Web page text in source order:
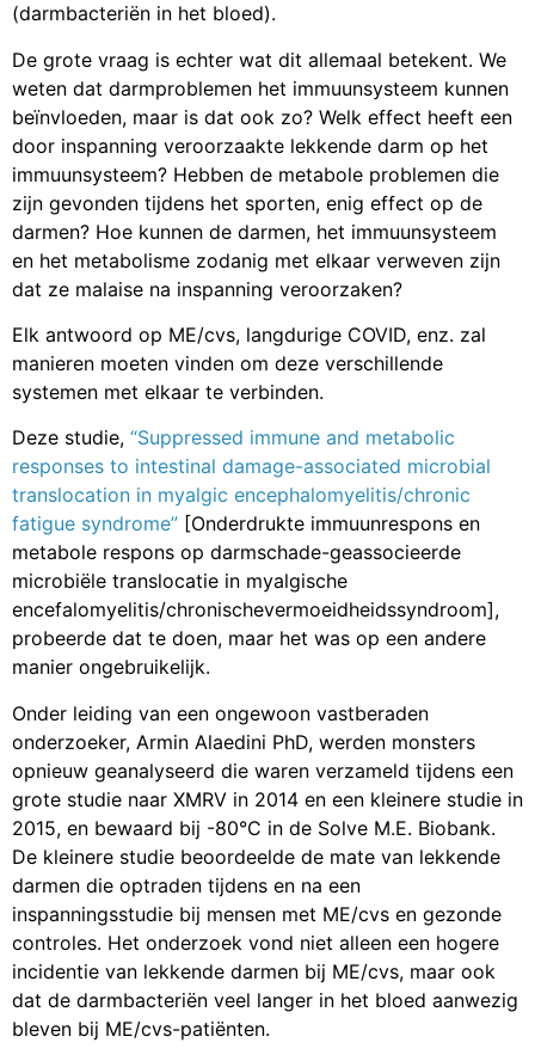
(darmbacteriën in het bloed).
De grote vraag is echter wat dit allemaal betekent. We
weten dat darmproblemen het immuunsysteem kunnen
beïnvloeden, maar is dat ook zo? Welk effect heeft een
door inspanning veroorzaakte lekkende darm op het
immuunsysteem? Hebben de metabole problemen die
zijn gevonden tijdens het sporten, enig effect op de
darmen? Hoe kunnen de darmen, het immuunsysteem
en het metabolisme zodanig met elkaar verweven zijn
dat ze malaise na inspanning veroorzaken?
Elk antwoord op ME/cvs, langdurige COVID, enz. zal
manieren moeten vinden om deze verschillende
systemen met elkaar te verbinden.
Deze studie, “Suppressed immune and metabolic
responses to intestinal damage-associated microbial
translocation in myalgic encephalomyelitis/chronic
fatigue syndrome” [Onderdrukte immuunrespons en
metabole respons op darmschade-geassocieerde
microbiële translocatie in myalgische
encefalomyelitis/chronischevermoeidheidssyndroom],
probeerde dat te doen, maar het was op een andere
manier ongebruikelijk.
Onder leiding van een ongewoon vastberaden
onderzoeker, Armin Alaedini PhD, werden monsters
opnieuw geanalyseerd die waren verzameld tijdens een
grote studie naar XMRV in 2014 en een kleinere studie in
2015, en bewaard bij -80°C in de Solve M.E. Biobank.
De kleinere studie beoordeelde de mate van lekkende
darmen die optraden tijdens en na een
inspanningsstudie bij mensen met ME/cvs en gezonde
controles. Het onderzoek vond niet alleen een hogere
incidentie van lekkende darmen bij ME/cvs, maar ook
dat de darmbacteriën veel langer in het bloed aanwezig
bleven bij ME/cvs-patiënten.